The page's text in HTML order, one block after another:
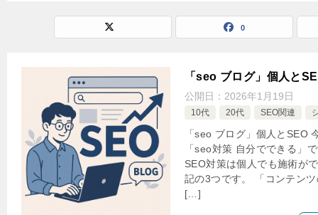
0
「seo ブログ」個人と
公開日： 2026年1月19日
10代 20代 SEO関連
「seo ブログ」個人とSEO
「seo対策 自分でできる」
SEO対策は個人でも施術が
記の3つです。 「コンテン
[…]